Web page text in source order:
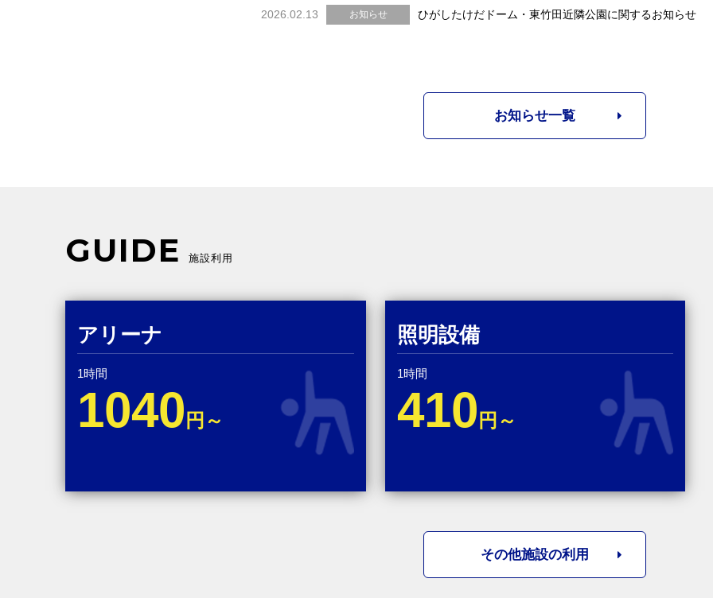
2026.02.13 お知らせ ひがしたけだドーム・東竹田近隣公園に関するお知らせ
お知らせ一覧
GUIDE 施設利用
アリーナ
1時間
1040 円～
照明設備
1時間
410 円～
その他施設の利用